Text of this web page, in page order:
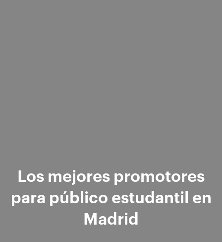
Los mejores promotores
para público estudantil en
Madrid